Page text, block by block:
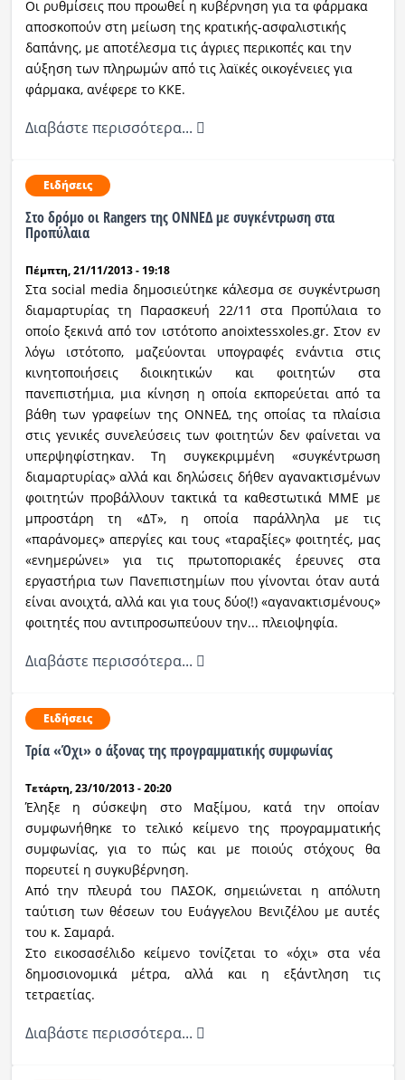
Οι ρυθμίσεις που προωθεί η κυβέρνηση για τα φάρμακα
αποσκοπούν στη μείωση της κρατικής-ασφαλιστικής
δαπάνης, με αποτέλεσμα τις άγριες περικοπές και την
αύξηση των πληρωμών από τις λαϊκές οικογένειες για
φάρμακα, ανέφερε το ΚΚΕ.
Διαβάστε περισσότερα...
Ειδήσεις
Στο δρόμο οι Rangers της ΟΝΝΕΔ με συγκέντρωση στα
Προπύλαια
Πέμπτη, 21/11/2013 - 19:18
Στα social media δημοσιεύτηκε κάλεσμα σε συγκέντρωση
διαμαρτυρίας τη Παρασκευή 22/11 στα Προπύλαια το
οποίο ξεκινά από τον ιστότοπο anoixtessxoles.gr. Στον εν
λόγω ιστότοπο, μαζεύονται υπογραφές ενάντια στις
κινητοποιήσεις διοικητικών και φοιτητών στα
πανεπιστήμια, μια κίνηση η οποία εκπορεύεται από τα
βάθη των γραφείων της ΟΝΝΕΔ, της οποίας τα πλαίσια
στις γενικές συνελεύσεις των φοιτητών δεν φαίνεται να
υπερψηφίστηκαν. Τη συγκεκριμμένη «συγκέντρωση
διαμαρτυρίας» αλλά και δηλώσεις δήθεν αγανακτισμένων
φοιτητών προβάλλουν τακτικά τα καθεστωτικά ΜΜΕ με
μπροστάρη τη «ΔΤ», η οποία παράλληλα με τις
«παράνομες» απεργίες και τους «ταραξίες» φοιτητές, μας
«ενημερώνει» για τις πρωτοποριακές έρευνες στα
εργαστήρια των Πανεπιστημίων που γίνονται όταν αυτά
είναι ανοιχτά, αλλά και για τους δύο(!) «αγανακτισμένους»
φοιτητές που αντιπροσωπεύουν την... πλειοψηφία.
Διαβάστε περισσότερα...
Ειδήσεις
Τρία «Όχι» ο άξονας της προγραμματικής συμφωνίας
Τετάρτη, 23/10/2013 - 20:20
Έληξε η σύσκεψη στο Μαξίμου, κατά την οποίαν
συμφωνήθηκε το τελικό κείμενο της προγραμματικής
συμφωνίας, για το πώς και με ποιούς στόχους θα
πορευτεί η συγκυβέρνηση.
Από την πλευρά του ΠΑΣΟΚ, σημειώνεται η απόλυτη
ταύτιση των θέσεων του Ευάγγελου Βενιζέλου με αυτές
του κ. Σαμαρά.
Στο εικοσασέλιδο κείμενο τονίζεται το «όχι» στα νέα
δημοσιονομικά μέτρα, αλλά και η εξάντληση τις
τετραετίας.
Διαβάστε περισσότερα...